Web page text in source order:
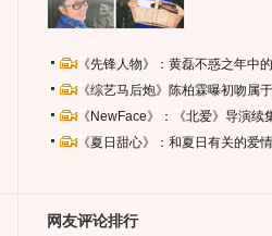
《先锋人物》：黄磊不惑之年中
《综艺马后炮》陈柏霖曝初吻属
《NewFace》：《北爱》导演续
《夏日甜心》：和夏日有关的爱
网友评论排行